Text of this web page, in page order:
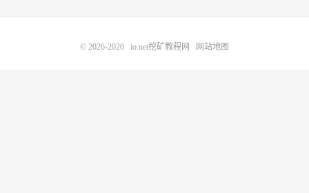
© 2026-2026 io.net挖矿教程网 网站地图